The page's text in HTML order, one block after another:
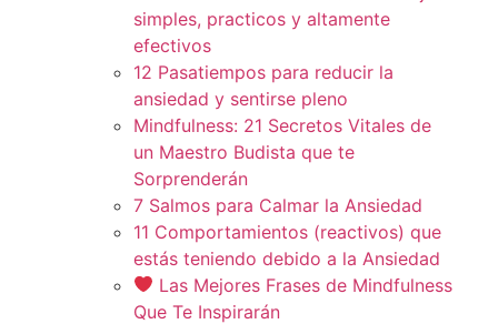
simples, practicos y altamente
efectivos
12 Pasatiempos para reducir la
ansiedad y sentirse pleno
Mindfulness: 21 Secretos Vitales de
un Maestro Budista que te
Sorprenderán
7 Salmos para Calmar la Ansiedad
11 Comportamientos (reactivos) que
estás teniendo debido a la Ansiedad
Las Mejores Frases de Mindfulness
Que Te Inspirarán